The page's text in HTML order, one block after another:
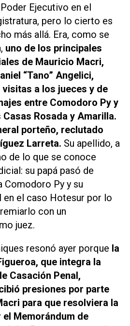
Ejecutivo en el
pero lo cierto es
más allá. Era, como se
uno de los principales
de Mauricio Macri,
“Tano” Angelici,
a los jueces y de
entre Comodoro Py y
Rosada y Amarilla.
porteño, reclutado
Larreta. Su apellido, a
de lo que se conoce
su papá pasó de
Comodoro Py y su
en el caso Hotesur por lo
con un
juez.
resonó ayer porque la
que integra la
Casación Penal,
presiones por parte
para que resolviera la
Memorándum de